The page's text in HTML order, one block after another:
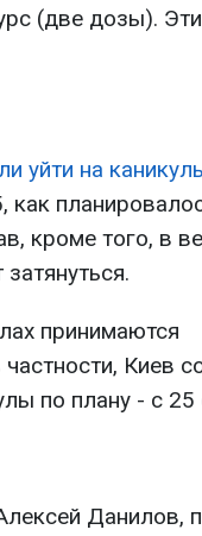
(две дозы).
уйти на
как
кроме того, в
принимаются
Киев
по плану - с 25
Данилов,